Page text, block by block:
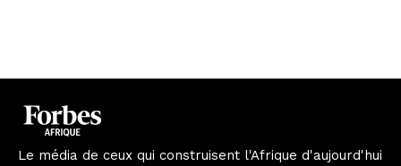
Le média de ceux qui construisent l'Afrique d'aujourd'hui